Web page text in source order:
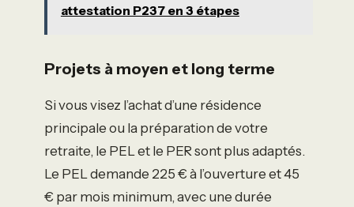
attestation P237 en 3 étapes
Projets à moyen et long terme
Si vous visez l’achat d’une résidence
principale ou la préparation de votre
retraite, le PEL et le PER sont plus adaptés.
Le PEL demande 225 € à l’ouverture et 45
€ par mois minimum, avec une durée